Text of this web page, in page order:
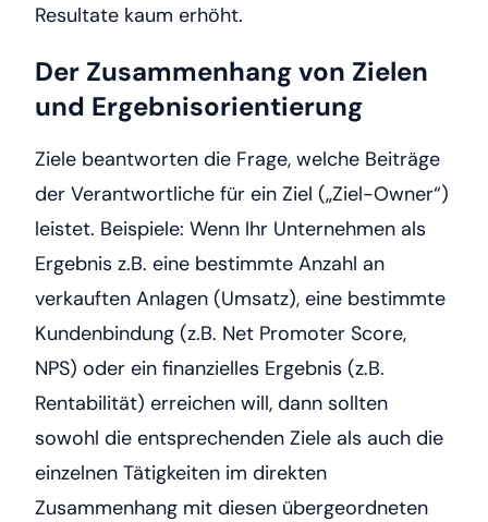
Resultate kaum erhöht.
Der Zusammenhang von Zielen
und Ergebnisorientierung
Ziele beantworten die Frage, welche Beiträge
der Verantwortliche für ein Ziel („Ziel-Owner“)
leistet. Beispiele: Wenn Ihr Unternehmen als
Ergebnis z.B. eine bestimmte Anzahl an
verkauften Anlagen (Umsatz), eine bestimmte
Kundenbindung (z.B. Net Promoter Score,
NPS) oder ein finanzielles Ergebnis (z.B.
Rentabilität) erreichen will, dann sollten
sowohl die entsprechenden Ziele als auch die
einzelnen Tätigkeiten im direkten
Zusammenhang mit diesen übergeordneten